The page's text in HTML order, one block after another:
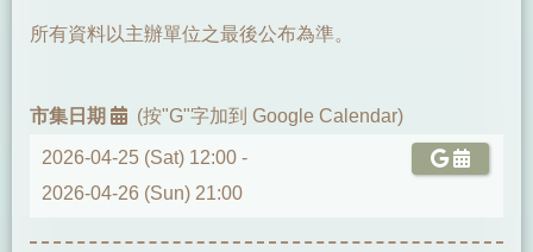
所有資料以主辦單位之最後公布為準。
市集日期 (按"G"字加到 Google Calendar)
2026-04-25 (Sat) 12:00 -
2026-04-26 (Sun) 21:00